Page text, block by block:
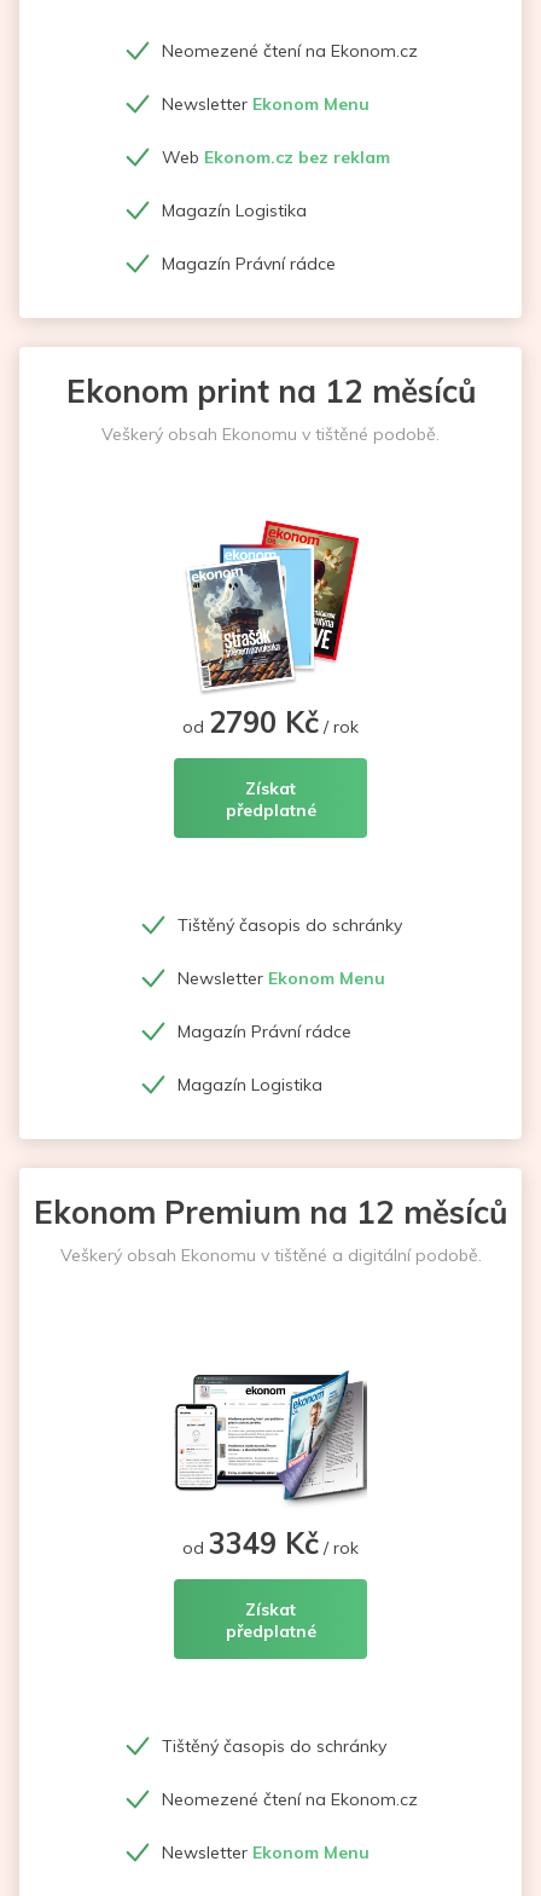
Neomezené čtení na Ekonom.cz
Newsletter Ekonom Menu
Web Ekonom.cz bez reklam
Magazín Logistika
Magazín Právní rádce
Ekonom print na 12 měsíců
Veškerý obsah Ekonomu v tištěné podobě.
od 2790 Kč / rok
Získat
předplatné
Tištěný časopis do schránky
Newsletter Ekonom Menu
Magazín Právní rádce
Magazín Logistika
Ekonom Premium na 12 měsíců
Veškerý obsah Ekonomu v tištěné a digitální podobě.
od 3349 Kč / rok
Získat
předplatné
Tištěný časopis do schránky
Neomezené čtení na Ekonom.cz
Newsletter Ekonom Menu